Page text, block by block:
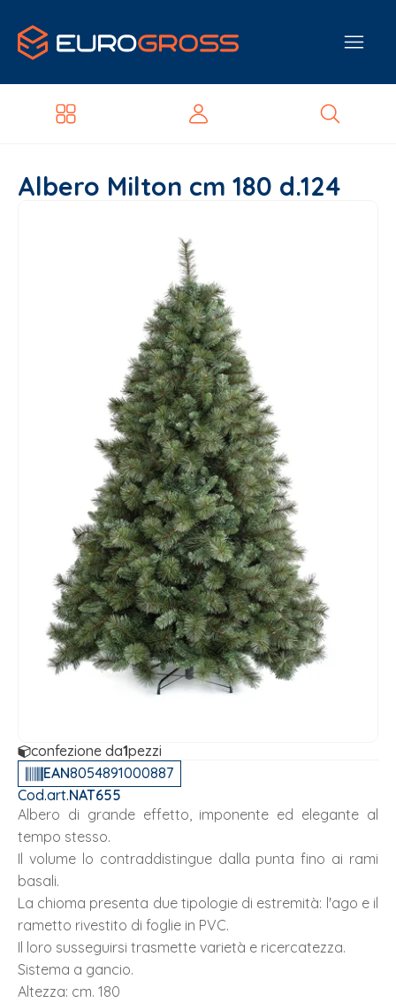
Albero Milton cm 180 d.124
confezione da1pezzi
EAN8054891000887
Cod.art.NAT655
Albero di grande effetto, imponente ed elegante al
tempo stesso.
Il volume lo contraddistingue dalla punta fino ai rami
basali.
La chioma presenta due tipologie di estremità: l'ago e il
rametto rivestito di foglie in PVC.
Il loro susseguirsi trasmette varietà e ricercatezza.
Sistema a gancio.
Altezza: cm. 180